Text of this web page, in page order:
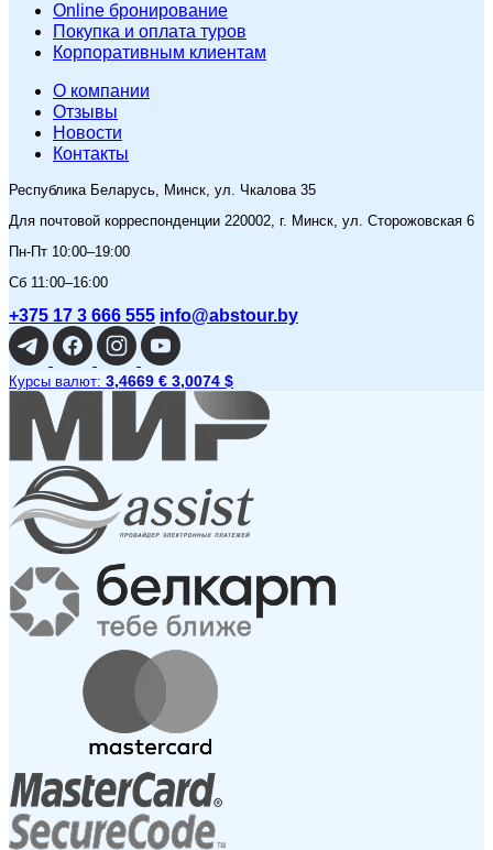
Online бронирование
Покупка и оплата туров
Корпоративным клиентам
O компании
Отзывы
Новости
Контакты
Республика Беларусь, Минск, ул. Чкалова 35
Для почтовой корреспонденции 220002, г. Минск, ул. Сторожовская 6
Пн-Пт 10:00–19:00
Сб 11:00–16:00
+375 17 3 666 555 info@abstour.by
Курсы валют: 3,4669 € 3,0074 $